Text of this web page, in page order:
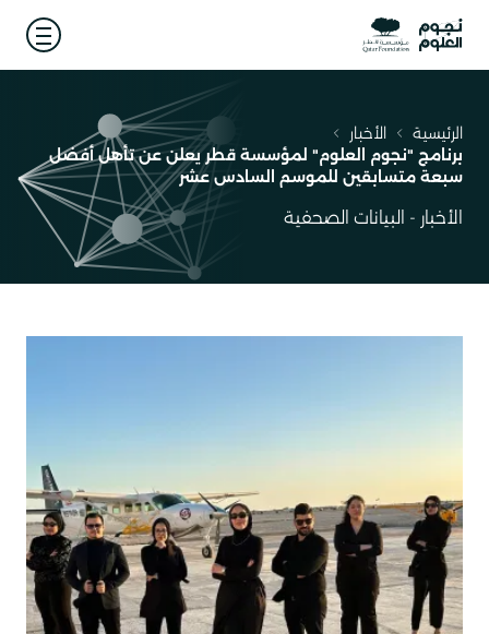
مسار
التنقل
الرئيسية
الأخبار
برنامج "نجوم العلوم" لمؤسسة قطر يعلن عن تأهل أفضل
سبعة متسابقين للموسم السادس عشر
الأخبار - البيانات الصحفية